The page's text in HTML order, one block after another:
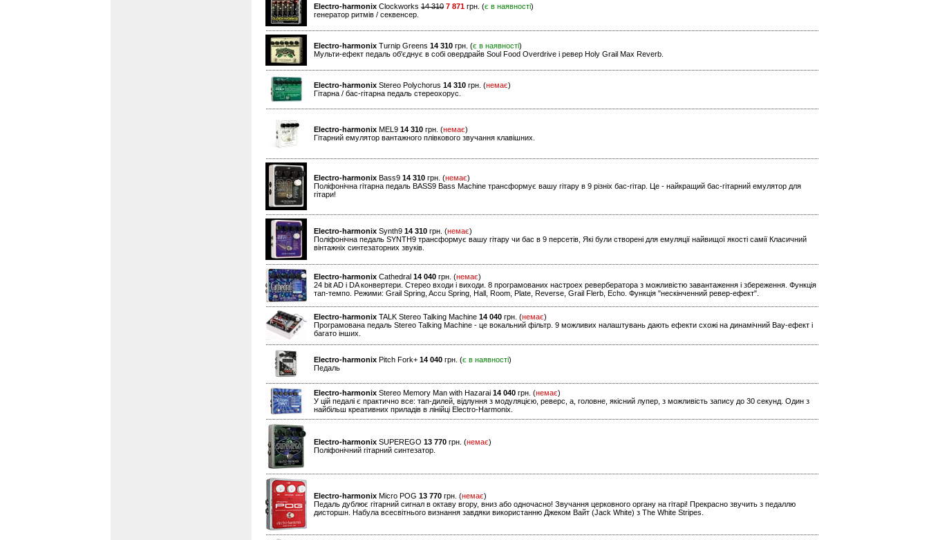
Electro-harmonix Clockworks 14 310 7 871 грн. (є в наявності)
генератор ритмів / секвенсер.
Electro-harmonix Turnip Greens 14 310 грн. (є в наявності)
Мульти-ефект педаль об'єднує в собі овердрайв Soul Food Overdrive і ревер Holy Grail Max Reverb.
Electro-harmonix Stereo Polychorus 14 310 грн. (немає)
Гітарна / бас-гітарна педаль стереохорус.
Electro-harmonix MEL9 14 310 грн. (немає)
Гітарний емулятор вантажного плівкового звучання клавішних.
Electro-harmonix Bass9 14 310 грн. (немає)
Поліфонічна гітарна педаль BASS9 Bass Machine трансформує вашу гітару в 9 різніх бас-гітар. Це - найкращий бас-гітарний емулятор для
гітари!
Electro-harmonix Synth9 14 310 грн. (немає)
Поліфонічна педаль SYNTH9 трансформує вашу гітару чи бас в 9 персетів, Які були створені для емуляції найвищої якості самії Класичний
вінтажніх синтезаторних звуків.
Electro-harmonix Cathedral 14 040 грн. (немає)
24 bit AD і DA конвертери. Стерео входи і виходи. 8 програмованих настроех ревербератора з можливістю завантаження і збереження. Функція
тап-темпо. Режими: Grail Spring, Accu Spring, Hall, Room, Plate, Reverse, Grail Flerb, Echo. Функція "нескінченний ревер-ефект".
Electro-harmonix TALK Stereo Talking Machine 14 040 грн. (немає)
Програмована педаль Stereo Talking Machine - це вокальний фільтр. 9 можливих налаштувань дають ефекти схожі на динамічний Вау-ефект і
багато інших.
Electro-harmonix Pitch Fork+ 14 040 грн. (є в наявності)
Педаль
Electro-harmonix Stereo Memory Man with Hazarai 14 040 грн. (немає)
У цій педалі є практично все: тап-дилей, відлуння з модуляцією, реверс, а, головне, якісний лупер, з можливість запису до 30 секунд. Один з
найбільш креативних приладів в лінійці Electro-Harmonix.
Electro-harmonix SUPEREGO 13 770 грн. (немає)
Поліфонічний гітарний синтезатор.
Electro-harmonix Micro POG 13 770 грн. (немає)
Педаль дублює гітарний сигнал в октаву вгору, вниз або одночасно! Звучання церковного органу на гітарі! Прекрасно звучить з педаллю
дисторшн. Набула всесвітнього визнання завдяки використанню Джеком Вайт (Jack White) з The White Stripes.